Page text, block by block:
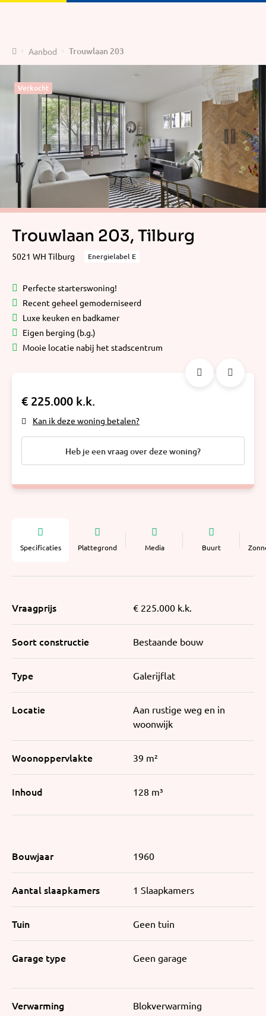
HomeAanbod Trouwlaan 203
Verkocht
Trouwlaan 203, Tilburg
5021 WH Tilburg Energielabel E
Perfecte starterswoning!
Recent geheel gemoderniseerd
Luxe keuken en badkamer
Eigen berging (b.g.)
Mooie locatie nabij het stadscentrum
€ 225.000 k.k.
Kan ik deze woning betalen?
Heb je een vraag over deze woning?
Specificaties Plattegrond Media Buurt
Vraagprijs € 225.000 k.k.
Soort constructie Bestaande bouw
Type Galerijflat
Locatie
Aan rustige weg en in
woonwijk
Woonoppervlakte 39 m²
Inhoud 128 m³
Bouwjaar 1960
Aantal slaapkamers 1 Slaapkamers
Tuin Geen tuin
Garage type Geen garage
Verwarming Blokverwarming